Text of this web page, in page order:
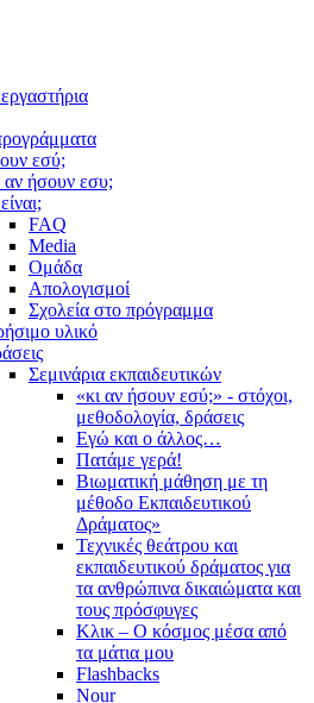
εσύ;
αν ήσουν εσυ;
FAQ
Media
Ομάδα
Απολογισμοί
Σχολεία στο πρόγραμμα
υλικό
Σεμινάρια εκπαιδευτικών
«κι αν ήσουν εσύ;» - στόχοι,
μεθοδολογία, δράσεις
Εγώ και ο άλλος…
Πατάμε γερά!
Βιωματική μάθηση με τη
μέθοδο Εκπαιδευτικού
Δράματος»
Τεχνικές θεάτρου και
εκπαιδευτικού δράματος για
τα ανθρώπινα δικαιώματα και
τους πρόσφυγες
Κλικ – Ο κόσμος μέσα από
τα μάτια μου
Flashbacks
Nour